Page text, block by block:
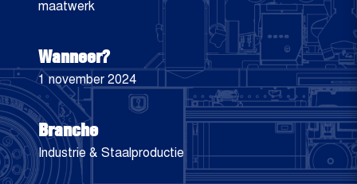
maatwerk
Wanneer?
1 november 2024
Branche
Industrie & Staalproductie